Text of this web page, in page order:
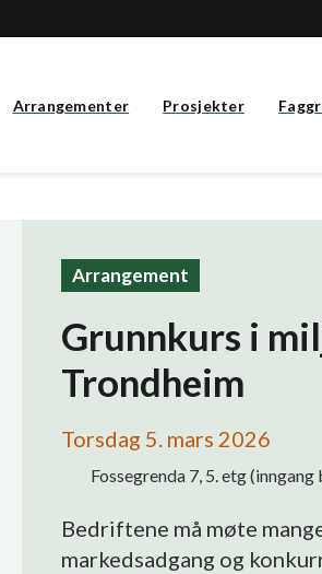
Arrangementer Prosjekter
Arrangement
Grunnkurs i
Trondheim
Torsdag 5. mars 2026
Fossegrenda 7, 5. etg
Bedriftene må møte
markedsadgang og